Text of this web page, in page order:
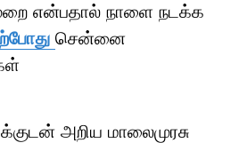
என்பதால் நாளை நடக்க
சென்னை
அறிய மாலைமுரசு